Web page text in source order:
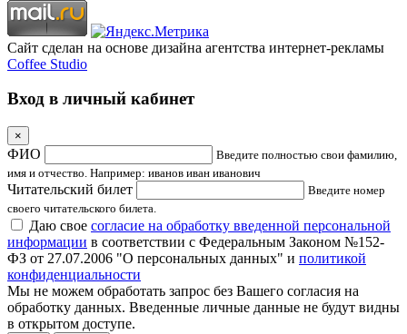
Сайт сделан на основе дизайна агентства интернет-рекламы
Coffee Studio
Вход в личный кабинет
×
ФИО
Введите полностью свои фамилию,
имя и отчество. Например: иванов иван иванович
Читательский билет
Введите номер
своего читательского билета.
Даю свое согласие на обработку введенной персональной
информации в соответствии с Федеральным Законом №152-
ФЗ от 27.07.2006 "О персональных данных" и политикой
конфиденциальности
Мы не можем обработать запрос без Вашего согласия на
обработку данных. Введенные личные данные не будут видны
в открытом доступе.